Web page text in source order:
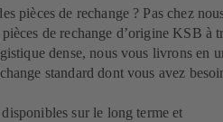
pièces de rechange ? Pas chez
de rechange d’origine KSB à
dense, nous vous livrons en
standard dont vous avez
sur le long terme et